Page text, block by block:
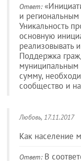
Ответ:
и
Уникальность
основную
реализовывать
Поддержка
муниципальным
сумму,
сообщество и
Любовь, 17.11.2017
Как население
Ответ: В